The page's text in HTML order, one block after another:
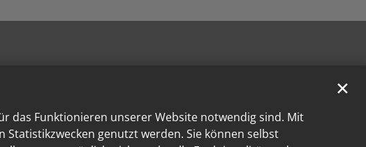
das Funktionieren unserer Website notwendig sind. Mit
genutzt werden. Sie können selbst
✕